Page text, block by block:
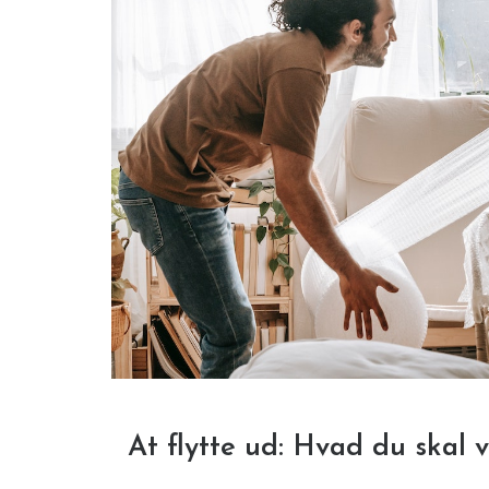
At flytte ud: Hvad du skal